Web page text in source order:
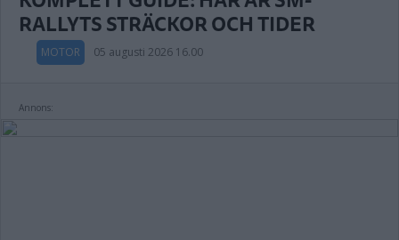
RALLYTS STRÄCKOR OCH TIDER
MOTOR 05 augusti 2026 16.00
Annons: